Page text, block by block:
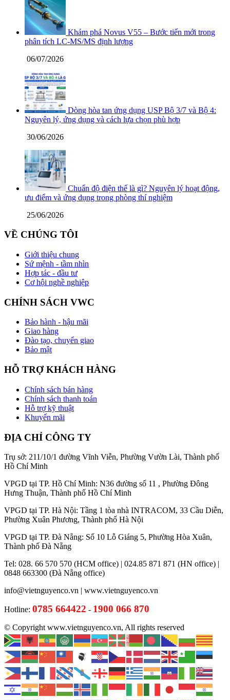
Khám phá Novus V55 – Bước tiến mới trong
phân tích LC-MS/MS định lượng
06/07/2026
Dòng hòa tan ứng dụng USP Bộ 3/7 và Bộ 4:
Nguyên lý, ứng dụng và cách lựa chọn phù hợp
30/06/2026
Chuẩn độ điện thế là gì? Nguyên lý hoạt động,
ưu điểm và ứng dụng trong phòng thí nghiệm
25/06/2026
VỀ CHÚNG TÔI
Giới thiệu chung
Sứ mệnh - tầm nhìn
Hợp tác - đầu tư
Cơ hội nghề nghiệp
CHÍNH SÁCH VWC
Bảo hành - hậu mãi
Giao hàng
Đào tạo, chuyển giao
Bảo mật
HỖ TRỢ KHÁCH HÀNG
Chính sách bán hàng
Chính sách thanh toán
Hỗ trợ kỹ thuật
Khuyến mãi
ĐỊA CHỈ CÔNG TY
Trụ sở: 211/10/1 đường Vĩnh Viễn, Phường Vườn Lài, Thành phố
Hồ Chí Minh
VPGD tại TP. Hồ Chí Minh: N36 đường số 11 , Phường Đông
Hưng Thuận, Thành phố Hồ Chí Minh
VPGD tại TP. Hà Nội: Tầng 1 tòa nhà INTRACOM, 33 Cầu Diễn,
Phường Xuân Phương, Thành phố Hà Nội
VPGD tại TP. Đà Nẵng: Số 10 Lỗ Giáng 5, Phường Hòa Xuân,
Thành phố Đà Nẵng
Tel: 028. 66 570 570 (HCM office) | 024.85 871 871 (HN office) |
0848 663300 (Đà Nẵng office)
info@vietnguyenco.vn | www.vietnguyenco.vn
Hotline: 0785 664422 - 1900 066 870
© Copyright www.vietnguyenco.vn, All rights reserved